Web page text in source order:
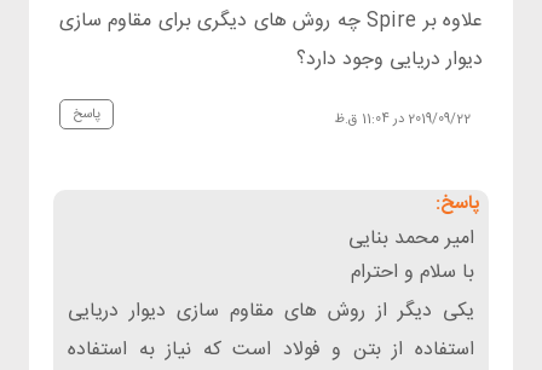
2019/09/22 در 11:04 ق.ظ
علاوه بر Spire چه روش های دیگری برای مقاوم سازی
دیوار دریایی وجود دارد؟
پاسخ
امیر محمد بنایی
با سلام و احترام
یکی دیگر از روش های مقاوم سازی دیوار دریایی
استفاده از بتن و فولاد است که نیاز به استفاده